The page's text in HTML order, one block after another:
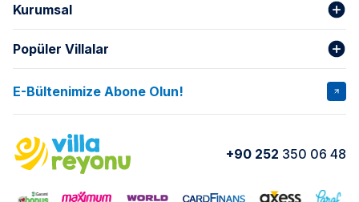
Kurumsal
Hakkımızda
İptal Şartları Banka Hesapları
Kurumsal Blog
Yorumlar Nasıl Kiralarım
Popüler Villalar
VİLLA SALKIM VİLLA SLAY 1
VİLLA OLENNA 1 VİLLA MERT
E-Bültenimize Abone Olun!
+90 252 350 06 48